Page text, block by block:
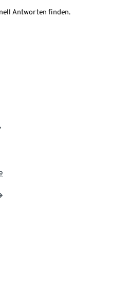
Antworten finden.